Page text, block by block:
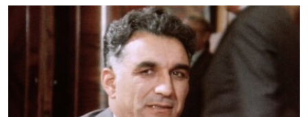
RSE PRIČE IZ SVIJETA
ISPRIČAJ MI